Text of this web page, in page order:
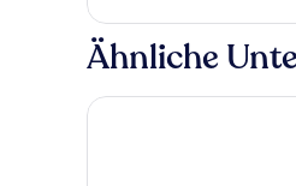
Einzelzimmer,
Nichtraucher
Ähnliche
Alpen Resort - Spa &